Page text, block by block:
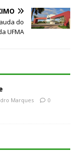
do
UFMA
Marques 0